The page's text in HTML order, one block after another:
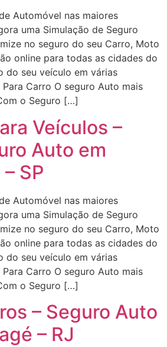
Automóvel nas maiores
uma Simulação de Seguro
no seguro do seu Carro, Moto
online para todas as cidades do
do seu veículo em várias
Carro O seguro Auto mais
o Seguro […]
Veículos –
Auto em
SP
Automóvel nas maiores
uma Simulação de Seguro
no seguro do seu Carro, Moto
online para todas as cidades do
do seu veículo em várias
Carro O seguro Auto mais
o Seguro […]
– Seguro Auto
– RJ